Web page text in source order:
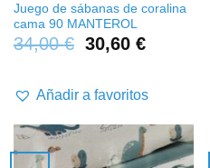
Juego de sábanas de coralina
cama 90 MANTEROL
34,00€ 30,60 €
Añadir a favoritos